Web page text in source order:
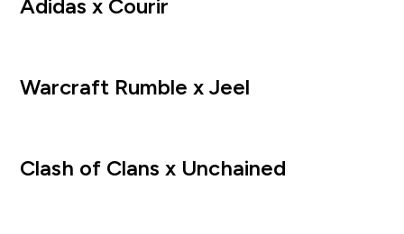
Adidas x Courir
Warcraft Rumble x Jeel
Clash of Clans x Unchained